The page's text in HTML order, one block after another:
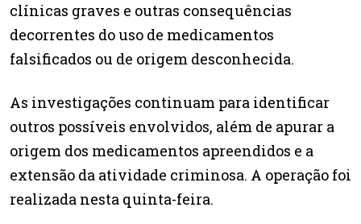
clínicas graves e outras consequências
decorrentes do uso de medicamentos
falsificados ou de origem desconhecida.
As investigações continuam para identificar
outros possíveis envolvidos, além de apurar a
origem dos medicamentos apreendidos e a
extensão da atividade criminosa. A operação foi
realizada nesta quinta-feira.